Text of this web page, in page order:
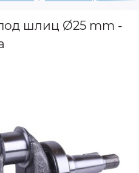
шлиц Ø25 mm -